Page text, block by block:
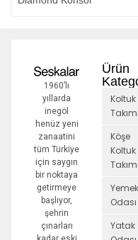
1960’lı
yıllarda
inegöl
henüz yeni
zanaatini
tüm Türkiye
için saygın
bir noktaya
getirmeye
başlıyor,
şehrin
çınarları
Ürün
Koltuk
Takımı
Köşe
Koltuk
Takımı
Yemek
Odası
Yatak